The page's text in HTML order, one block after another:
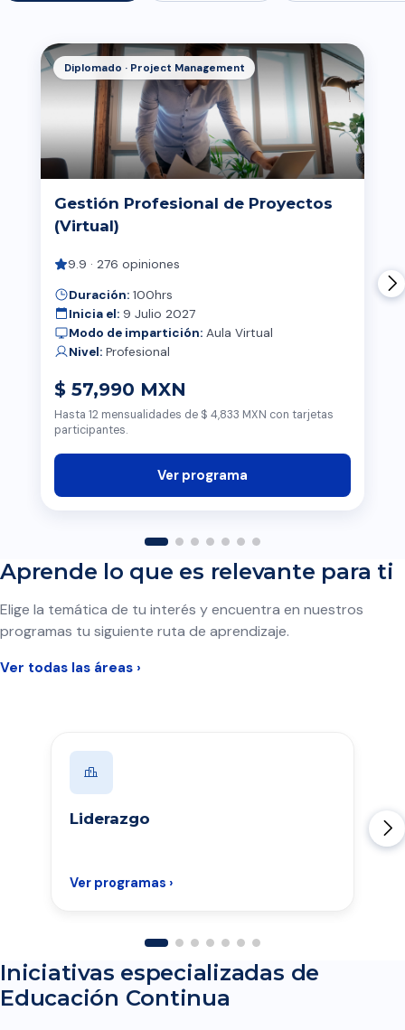
Diplomado · Project Management
Gestión Profesional de Proyectos
(Virtual)
9.9 · 276 opiniones
Duración: 100hrs
Inicia el: 9 Julio 2027
Modo de impartición: Aula Virtual
Nivel: Profesional
$ 57,990 MXN
Hasta 12 mensualidades de $ 4,833 MXN con tarjetas
participantes.
Ver programa
Aprende lo que es relevante para ti
Elige la temática de tu interés y encuentra en nuestros
programas tu siguiente ruta de aprendizaje.
Ver todas las áreas ›
Liderazgo
Ver programas ›
Iniciativas especializadas de
Educación Continua